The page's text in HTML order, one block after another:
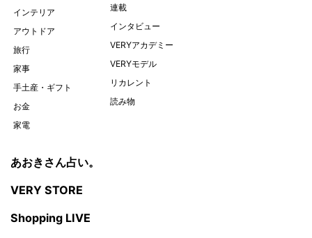
インテリア
アウトドア
旅行
家事
手土産・ギフト
お金
家電
連載
インタビュー
VERYアカデミー
VERYモデル
リカレント
読み物
あおきさん占い。
VERY STORE
Shopping LIVE